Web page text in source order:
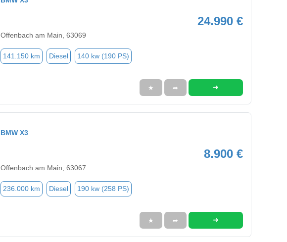
24.990 €
Offenbach am Main, 63069
141.150 km Diesel 140 kw (190 PS)
★ ➦ ➜
BMW X3
8.900 €
Offenbach am Main, 63067
236.000 km Diesel 190 kw (258 PS)
★ ➦ ➜